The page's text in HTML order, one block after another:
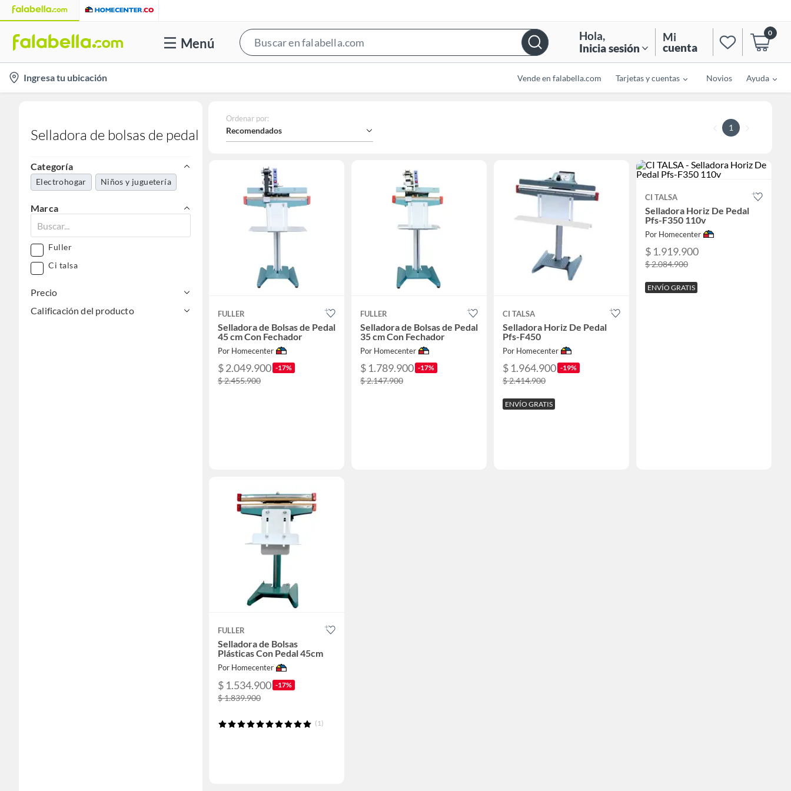
Menú
Bar
Hola,
Inicia sesión
Mi
cuenta
0
location-
icon
Ingresa tu ubicación Vende en falabella.com Tarjetas y cuentas Novios Ayuda
Selladora de bolsas de pedal
Categoría
Electrohogar Niños y juguetería
Marca
Fuller
Ci talsa
Precio
Calificación del producto
Ordenar por:
Recomendados 1
FULLER
Selladora de Bolsas de Pedal
45 cm Con Fechador
Por Homecenter
$ 2.049.900 -17%
$ 2.455.900
FULLER
Selladora de Bolsas de Pedal
35 cm Con Fechador
Por Homecenter
$ 1.789.900 -17%
$ 2.147.900
CI TALSA
Selladora Horiz De Pedal
Pfs-F450
Por Homecenter
$ 1.964.900 -19%
$ 2.414.900
ENVÍO GRATIS
CI TALSA
Selladora Horiz De Pedal
Pfs-F350 110v
Por Homecenter
$ 1.919.900
$ 2.084.900
ENVÍO GRATIS
FULLER
Selladora de Bolsas
Plásticas Con Pedal 45cm
Por Homecenter
$ 1.534.900 -17%
$ 1.839.900
(1)